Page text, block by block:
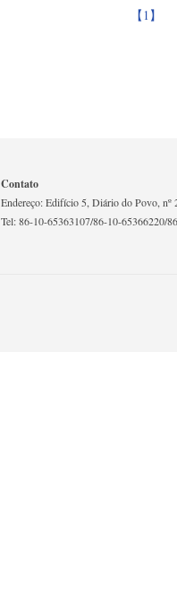
【1】
Contato
Endereço: Edifício 5, Diário do Povo,
Tel: 86-10-65363107/86-10-65366220/